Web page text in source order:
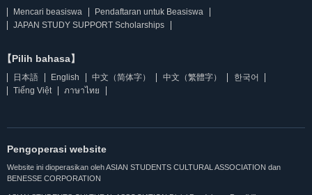
Mencari beasiswa
Pendaftaran untuk Beasiswa
JAPAN STUDY SUPPORT Scholarships
【Pilih bahasa】
日本語 English 中文（简体字） 中文（繁體字）
한국어
Tiếng Việt
ภาษาไทย
Pengoperasi website
Website ini dioperasikan oleh ASIAN STUDENTS CULTURAL ASSOCIATION dan
BENESSE CORPORATION